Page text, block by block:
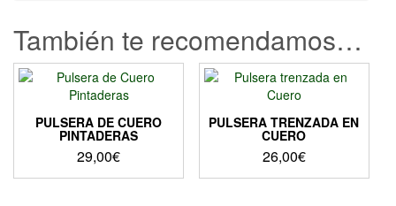
También te recomendamos…
PULSERA DE CUERO
PINTADERAS
29,00€
PULSERA TRENZADA EN
CUERO
26,00€
Este